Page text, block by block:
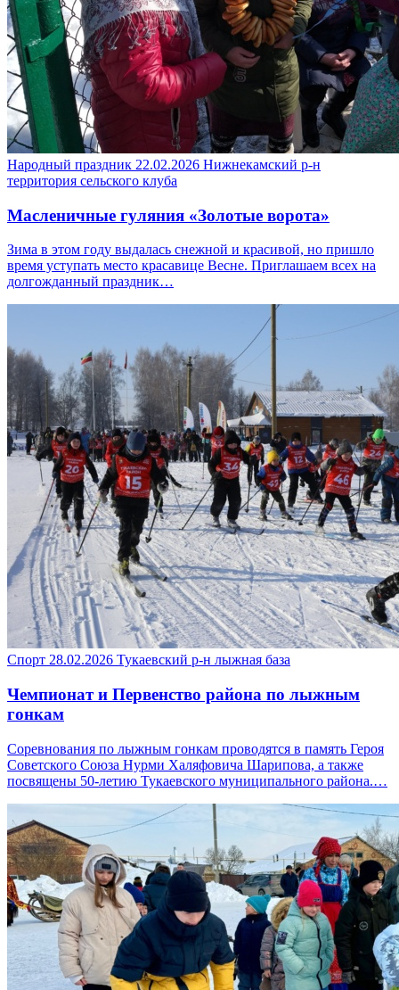
Народный праздник 22.02.2026 Нижнекамский р-н
территория сельского клуба
Масленичные гуляния «Золотые ворота»
Зима в этом году выдалась снежной и красивой, но пришло
время уступать место красавице Весне. Приглашаем всех на
долгожданный праздник…
Спорт 28.02.2026 Тукаевский р-н лыжная база
Чемпионат и Первенство района по лыжным
гонкам
Соревнования по лыжным гонкам проводятся в память Героя
Советского Союза Нурми Халяфовича Шарипова, а также
посвящены 50-летию Тукаевского муниципального района.…